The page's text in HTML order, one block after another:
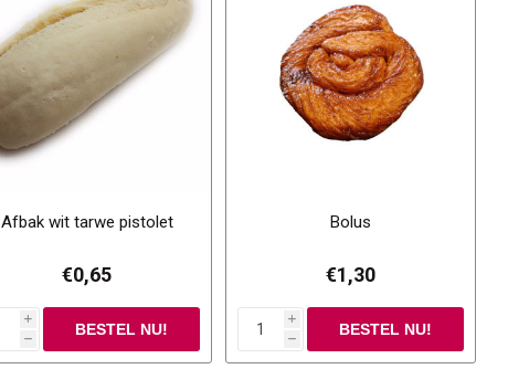
Afbak wit tarwe pistolet
€0,65
i
h
Bolus
€1,30
i
h